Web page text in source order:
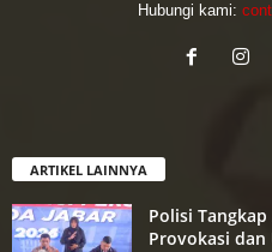
Hubungi kami:
ARTIKEL LAINNYA
Polisi
Provokasi dan